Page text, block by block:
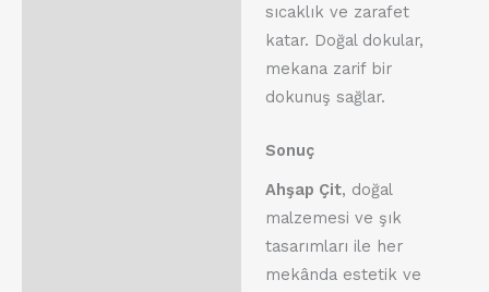
sıcaklık ve zarafet
katar. Doğal dokular,
mekana zarif bir
dokunuş sağlar.
Sonuç
Ahşap Çit, doğal
malzemesi ve şık
tasarımları ile her
mekânda estetik ve